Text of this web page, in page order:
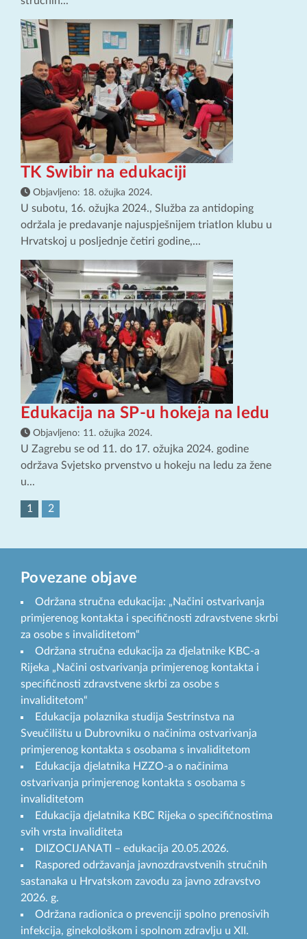
TK Swibir na edukaciji
Objavljeno: 18. ožujka 2024.
U subotu, 16. ožujka 2024., Služba za antidoping
održala je predavanje najuspješnijem triatlon klubu u
Hrvatskoj u posljednje četiri godine,...
Edukacija na SP-u hokeja na ledu
Objavljeno: 11. ožujka 2024.
U Zagrebu se od 11. do 17. ožujka 2024. godine
održava Svjetsko prvenstvo u hokeju na ledu za žene
u...
1 2
Povezane objave
Održana stručna edukacija: „Načini ostvarivanja
primjerenog kontakta i specifičnosti zdravstvene skrbi
za osobe s invaliditetom“
Održana stručna edukacija za djelatnike KBC-a
Rijeka „Načini ostvarivanja primjerenog kontakta i
specifičnosti zdravstvene skrbi za osobe s
invaliditetom“
Edukacija polaznika studija Sestrinstva na
Sveučilištu u Dubrovniku o načinima ostvarivanja
primjerenog kontakta s osobama s invaliditetom
Edukacija djelatnika HZZO-a o načinima
ostvarivanja primjerenog kontakta s osobama s
invaliditetom
Edukacija djelatnika KBC Rijeka o specifičnostima
svih vrsta invaliditeta
DIIZOCIJANATI – edukacija 20.05.2026.
Raspored održavanja javnozdravstvenih stručnih
sastanaka u Hrvatskom zavodu za javno zdravstvo
2026. g.
Održana radionica o prevenciji spolno prenosivih
infekcija, ginekološkom i spolnom zdravlju u XII.